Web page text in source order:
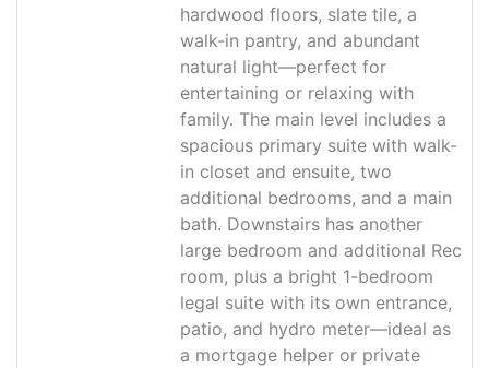
hardwood floors, slate tile, a
walk-in pantry, and abundant
natural light—perfect for
entertaining or relaxing with
family. The main level includes a
spacious primary suite with walk-
in closet and ensuite, two
additional bedrooms, and a main
bath. Downstairs has another
large bedroom and additional Rec
room, plus a bright 1-bedroom
legal suite with its own entrance,
patio, and hydro meter—ideal as
a mortgage helper or private